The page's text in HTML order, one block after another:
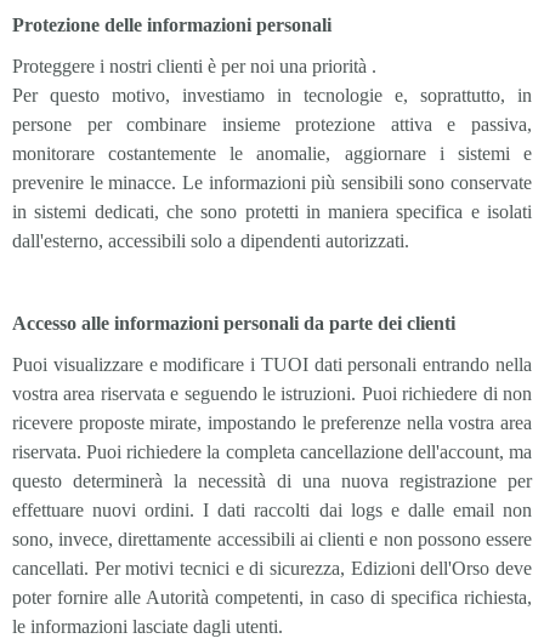
Protezione delle informazioni personali
Proteggere i nostri clienti è per noi una priorità .
Per questo motivo, investiamo in tecnologie e, soprattutto, in
persone per combinare insieme protezione attiva e passiva,
monitorare costantemente le anomalie, aggiornare i sistemi e
prevenire le minacce. Le informazioni più sensibili sono conservate
in sistemi dedicati, che sono protetti in maniera specifica e isolati
dall'esterno, accessibili solo a dipendenti autorizzati.
Accesso alle informazioni personali da parte dei clienti
Puoi visualizzare e modificare i TUOI dati personali entrando nella
vostra area riservata e seguendo le istruzioni. Puoi richiedere di non
ricevere proposte mirate, impostando le preferenze nella vostra area
riservata. Puoi richiedere la completa cancellazione dell'account, ma
questo determinerà la necessità di una nuova registrazione per
effettuare nuovi ordini. I dati raccolti dai logs e dalle email non
sono, invece, direttamente accessibili ai clienti e non possono essere
cancellati. Per motivi tecnici e di sicurezza, Edizioni dell'Orso deve
poter fornire alle Autorità competenti, in caso di specifica richiesta,
le informazioni lasciate dagli utenti.